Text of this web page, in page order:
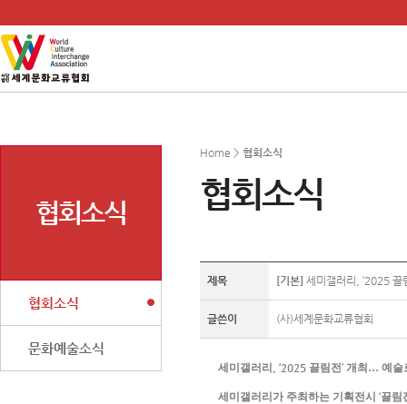
협회소식
협회소식
문화예술소식
Home > 협회소식
협회소식
제목 [기본] 세미갤러리, ‘2025 끌
글쓴이 (사)세계문화교류협회
세미갤러리 , ‘2025 끌림전’ 개최 … 예술
세미갤러리가 주최하는 기획전시 ‘끌림